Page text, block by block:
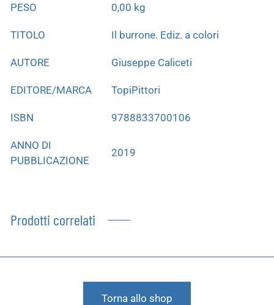
PESO 0,00 kg
TITOLO Il burrone. Ediz. a colori
AUTORE Giuseppe Caliceti
EDITORE/MARCA TopiPittori
ISBN 9788833700106
ANNO DI
PUBBLICAZIONE
2019
Prodotti correlati
Torna allo shop